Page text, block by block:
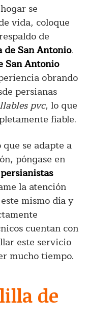
se
vida, coloque
de
de San Antonio.
San Antonio
obrando
persianas
pvc, lo que
fiable.
se adapte a
póngase en
persianistas
la atención
mismo día y
cuentan con
este servicio
mucho tiempo.
de